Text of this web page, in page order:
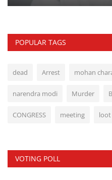
POPULAR TAGS
dead Arrest mohan
narendra modi Murder
CONGRESS meeting loot
VOTING POLL